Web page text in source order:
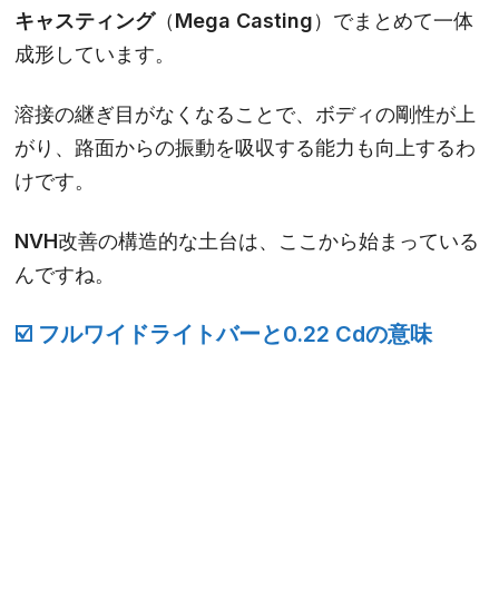
キャスティング（Mega Casting）でまとめて一体
成形しています。
溶接の継ぎ目がなくなることで、ボディの剛性が上
がり、路面からの振動を吸収する能力も向上するわ
けです。
NVH改善の構造的な土台は、ここから始まっている
んですね。
☑️ フルワイドライトバーと0.22 Cdの意味